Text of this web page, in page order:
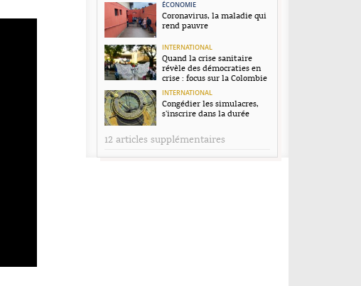
ÉCONOMIE
Coronavirus, la maladie qui
rend pauvre
INTERNATIONAL
Quand la crise sanitaire
révèle des démocraties en
crise : focus sur la Colombie
INTERNATIONAL
Congédier les simulacres,
s’inscrire dans la durée
12 articles supplémentaires